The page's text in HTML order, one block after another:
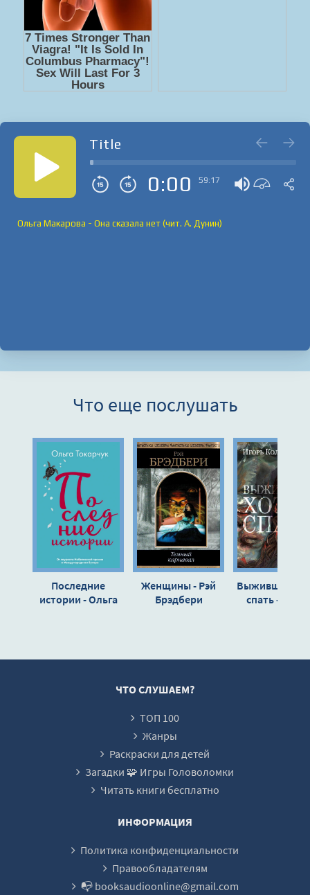
Title
0:00 59:17
Ольга Макарова - Она сказала нет (чит. А. Дунин)
Что еще послушать
Последние
истории - Ольга
Женщины - Рэй
Брэдбери
Выжившие
спать -
ЧТО СЛУШАЕМ?
ТОП 100
Жанры
Раскраски для детей
Загадки 🧩 Игры Головоломки
Читать книги бесплатно
ИНФОРМАЦИЯ
Политика конфиденциальности
Правообладателям
📭 booksaudioonline@gmail.com